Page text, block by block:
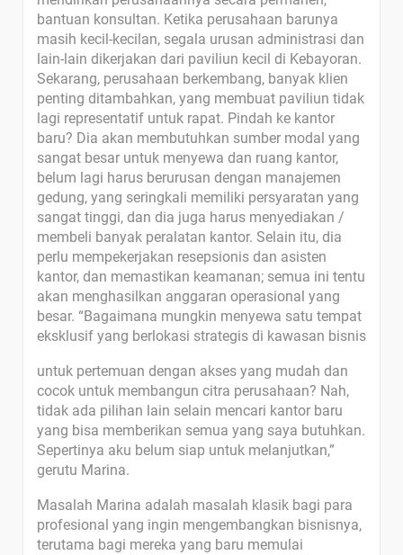
bantuan konsultan. Ketika perusahaan barunya
masih kecil-kecilan, segala urusan administrasi dan
lain-lain dikerjakan dari paviliun kecil di Kebayoran.
Sekarang, perusahaan berkembang, banyak klien
penting ditambahkan, yang membuat paviliun tidak
lagi representatif untuk rapat. Pindah ke kantor
baru? Dia akan membutuhkan sumber modal yang
sangat besar untuk menyewa dan ruang kantor,
belum lagi harus berurusan dengan manajemen
gedung, yang seringkali memiliki persyaratan yang
sangat tinggi, dan dia juga harus menyediakan /
membeli banyak peralatan kantor. Selain itu, dia
perlu mempekerjakan resepsionis dan asisten
kantor, dan memastikan keamanan; semua ini tentu
akan menghasilkan anggaran operasional yang
besar. “Bagaimana mungkin menyewa satu tempat
eksklusif yang berlokasi strategis di kawasan bisnis
untuk pertemuan dengan akses yang mudah dan
cocok untuk membangun citra perusahaan? Nah,
tidak ada pilihan lain selain mencari kantor baru
yang bisa memberikan semua yang saya butuhkan.
Sepertinya aku belum siap untuk melanjutkan,”
gerutu Marina.
Masalah Marina adalah masalah klasik bagi para
profesional yang ingin mengembangkan bisnisnya,
terutama bagi mereka yang baru memulai